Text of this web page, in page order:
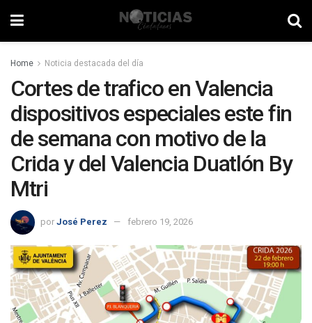
Home Noticia destacada del día
Cortes de trafico en Valencia
dispositivos especiales este fin
de semana con motivo de la
Crida y del Valencia Duatlón By
Mtri
por José Perez febrero 19, 2026